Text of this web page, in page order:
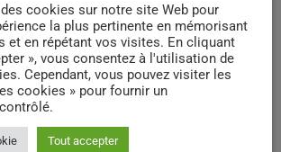
insert_link
cookies sur notre site Web pour
la plus pertinente en mémorisant
et en répétant vos visites. En cliquant
», vous consentez à l'utilisation de
Cependant, vous pouvez visiter les
cookies » pour fournir un
Tout accepter